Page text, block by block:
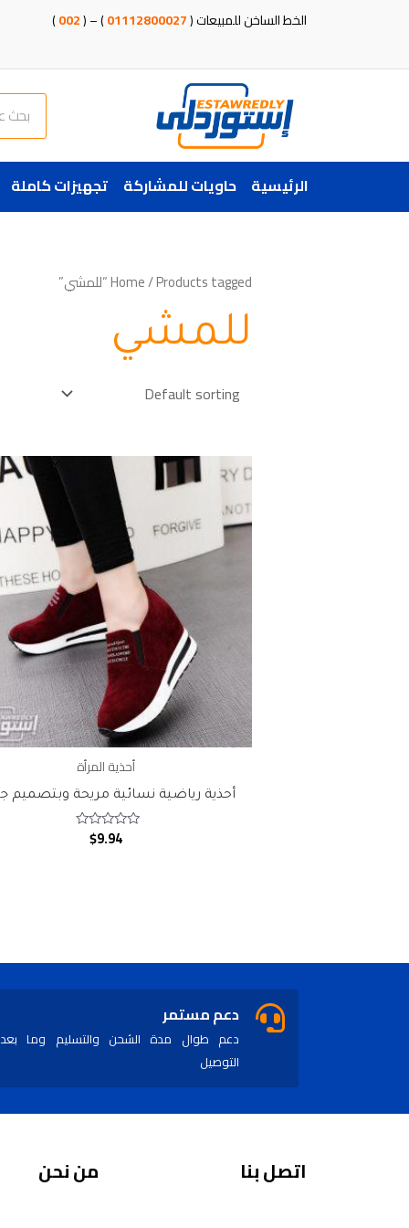
الخط الساخن للمبيعات (01112800027
) – (
002
)
Search
الرئيسية حاويات للمشاركة تجهيزات كاملة
Home/ Products tagged “للمشي”
للمشي
أحذية المرأة
أحذية رياضية نسائية مريحة وبتصميم
Rated
$9.94
دعم مستمر
دعم طوال مدة الشحن والتسليم وما بعد
التوصيل
اتصل بنا من نحن